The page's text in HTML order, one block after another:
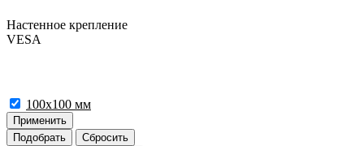
Настенное крепление
VESA
100x100 мм
Применить
Подобрать
Сбросить